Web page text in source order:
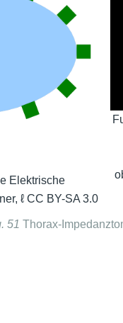
Elektrische
ℓ CC BY-SA 3.0
51 Thorax-